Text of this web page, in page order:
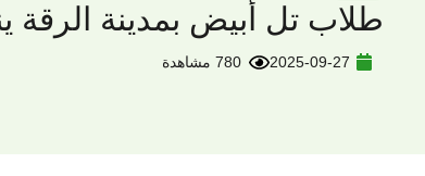
طلاب تل أبيض بمدينة الرقة
2025-09-27 780 مشاهدة